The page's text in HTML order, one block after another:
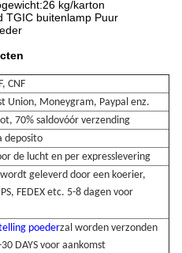
kg/karton
TGIC buitenlamp Puur
CNF
Union, Moneygram, Paypal enz.
70% saldovóór verzending
deposito
de lucht en per expresslevering
wordt geleverd door een koerier,
FEDEX etc. 5-8 dagen voor
poederzal worden verzonden
DAYS voor aankomst